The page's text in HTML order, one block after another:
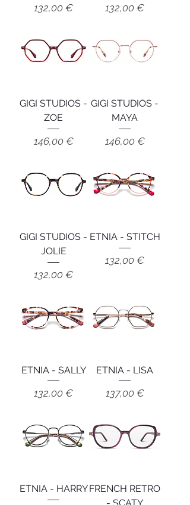
Prix
132,00 € Prix
132,00 €
GIGI STUDIOS -
ZOE
Prix
146,00 €
GIGI STUDIOS -
MAYA
Prix
146,00 €
GIGI STUDIOS -
JOLIE
Prix
132,00 €
ETNIA - STITCH
Prix
132,00 €
ETNIA - SALLY
Prix
132,00 €
ETNIA - LISA
Prix
137,00 €
ETNIA - HARRYFRENCH RETRO